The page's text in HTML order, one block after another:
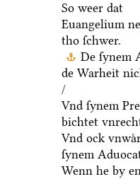
So weer dat
Euangelium
tho ſchwer.
De ſynem
de Warheit
/
Vnd ſynem
bichtet
Vnd ock
ſynem
Wenn he by